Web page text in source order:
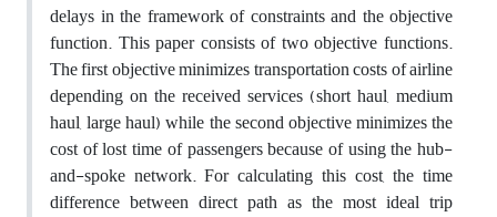
delays in the framework of constraints and the objective
function. This paper consists of two objective functions.
The first objective minimizes transportation costs of airline
depending on the received services (short haul, medium
haul, large haul) while the second objective minimizes the
cost of lost time of passengers because of using the hub-
and-spoke network. For calculating this cost, the time
difference between direct path as the most ideal trip